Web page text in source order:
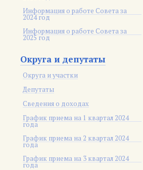
Информация о работе Совета за
2024 год
Информация о работе Совета за
2025 год
Округа и депутаты
Округа и участки
Депутаты
Сведения о доходах
График приема на 1 квартал 2024
года
График приема на 2 квартал 2024
года
График приема на 3 квартал 2024
года